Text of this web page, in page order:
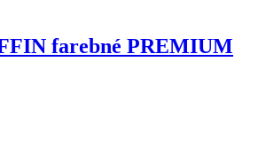
farebné PREMIUM